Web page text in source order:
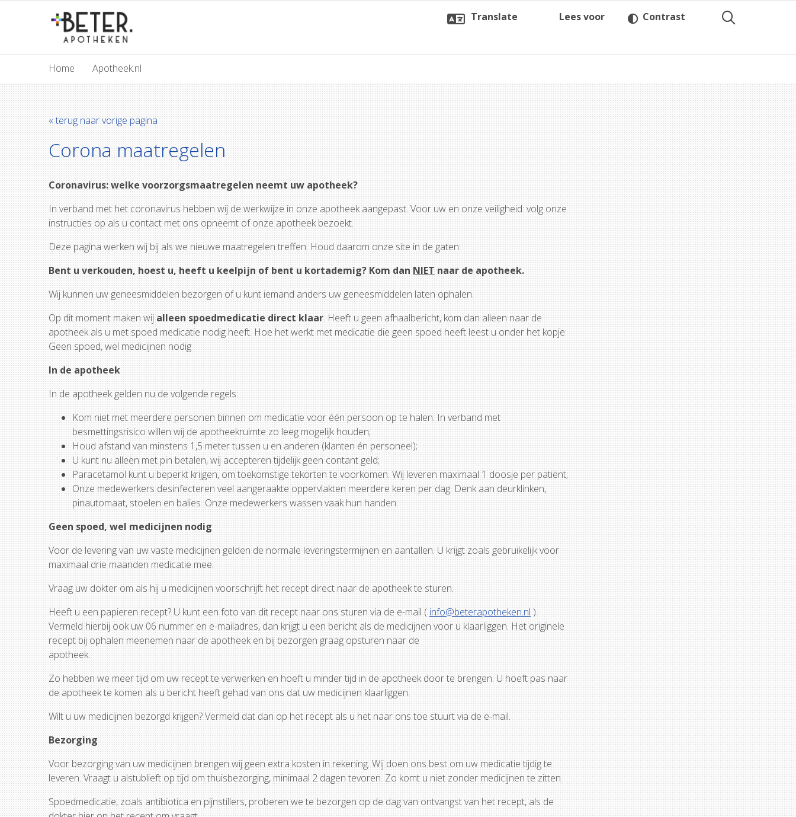
Translate Lees voor Contrast
Home Apotheek.nl
« terug naar vorige pagina
Corona maatregelen
Coronavirus: welke voorzorgsmaatregelen neemt uw apotheek?
In verband met het coronavirus hebben wij de werkwijze in onze apotheek aangepast. Voor uw en onze veiligheid: volg onze
instructies op als u contact met ons opneemt of onze apotheek bezoekt.
Deze pagina werken wij bij als we nieuwe maatregelen treffen. Houd daarom onze site in de gaten.
Bent u verkouden, hoest u, heeft u keelpijn of bent u kortademig? Kom danNIETnaar de apotheek.
Wij kunnen uw geneesmiddelen bezorgen of u kunt iemand anders uw geneesmiddelen laten ophalen.
Op dit moment maken wijalleen spoedmedicatie direct klaar. Heeft u geen afhaalbericht, kom dan alleen naar de
apotheek als u met spoed medicatie nodig heeft. Hoe het werkt met medicatie die geen spoed heeft leest u onder het kopje:
Geen spoed, wel medicijnen nodig
In de apotheek
In de apotheek gelden nu de volgende regels:
Kom niet met meerdere personen binnen om medicatie voor één persoon op te halen. In verband met
besmettingsrisico willen wij de apotheekruimte zo leeg mogelijk houden;
Houd afstand van minstens 1,5 meter tussen u en anderen (klanten én personeel);
U kunt nu alleen met pin betalen, wij accepteren tijdelijk geen contant geld;
Paracetamol kunt u beperkt krijgen, om toekomstige tekorten te voorkomen. Wij leveren maximaal 1 doosje per patiënt;
Onze medewerkers desinfecteren veel aangeraakte oppervlakten meerdere keren per dag. Denk aan deurklinken,
pinautomaat, stoelen en balies. Onze medewerkers wassen vaak hun handen.
Geen spoed, wel medicijnen nodig
Voor de levering van uw vaste medicijnen gelden de normale leveringstermijnen en aantallen. U krijgt zoals gebruikelijk voor
maximaal drie maanden medicatie mee.
Vraag uw dokter om als hij u medicijnen voorschrijft het recept direct naar de apotheek te sturen.
Heeft u een papieren recept? U kunt een foto van dit recept naar ons sturen via de e-mail (info@beterapotheken.nl).
Vermeld hierbij ook uw 06 nummer en e-mailadres, dan krijgt u een bericht als de medicijnen voor u klaarliggen. Het originele
recept bij ophalen meenemen naar de apotheek en bij bezorgen graag opsturen naar de
apotheek.
Zo hebben we meer tijd om uw recept te verwerken en hoeft u minder tijd in de apotheek door te brengen. U hoeft pas naar
de apotheek te komen als u bericht heeft gehad van ons dat uw medicijnen klaarliggen.
Wilt u uw medicijnen bezorgd krijgen? Vermeld dat dan op het recept als u het naar ons toe stuurt via de e-mail.
Bezorging
Voor bezorging van uw medicijnen brengen wij geen extra kosten in rekening. Wij doen ons best om uw medicatie tijdig te
leveren. Vraagt u alstublieft op tijd om thuisbezorging, minimaal 2 dagen tevoren. Zo komt u niet zonder medicijnen te zitten.
Spoedmedicatie, zoals antibiotica en pijnstillers, proberen we te bezorgen op de dag van ontvangst van het recept, als de